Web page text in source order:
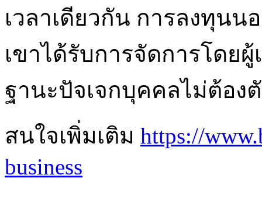
เวลาเดียวกัน การลงทุนน
เขาได้รับการจัดการโดย
ฐานะปัจเจกบุคคลไม่ต้อง
สนใจเพิ่มเติม https://
business